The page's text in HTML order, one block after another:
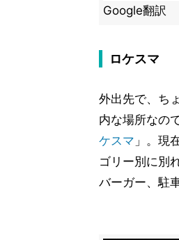
Google翻訳
ロケスマ
外出先で、ち
内な場所なの
ケスマ 」。現
ゴリー別に別
バーガー、駐